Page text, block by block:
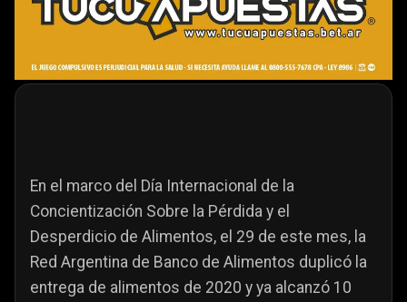
En el marco del Día Internacional de la
Concientización Sobre la Pérdida y el
Desperdicio de Alimentos, el 29 de este mes, la
Red Argentina de Banco de Alimentos duplicó la
entrega de alimentos de 2020 y ya alcanzó 10